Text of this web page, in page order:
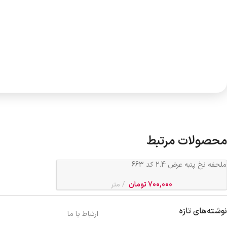
محصولات مرتبط
ملحفه نخ پنبه عرض 2.4 کد 663
700,000تومان متر
نوشته‌های تازه
ارتباط با ما